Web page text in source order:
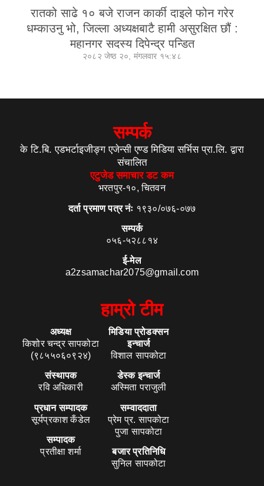
रातको साढे १० बजे राजन कार्की दाइले फोन गरेर
धम्काउनु भो, जिल्ला अध्यक्षबाटै हामी असुरक्षित छौं :
महानगर सदस्य दिपेन्द्र पन्डित
२०८२ जेष्ठ २०, मंगलवार १५:४८
सम्पर्क
के टि.बि. एडभर्टाइजीङ्ग एजेन्सी एण्ड मिडिया सर्भिस प्रा.लि. द्वारा
संचालित
एटुजेड समाचार डट कम
भरतपुर-१०, चितवन
दर्ता प्रमाण पत्र नंः १९३०/०७६-०७७
सम्पर्क
०५६-५२८८१४
ई-मेल
a2zsamachar2075@gmail.com
हाम्रो टीम
अध्यक्ष
किशोर चन्द्र सापकोटा
(९८५५०६०९२४)
संस्थापक
रवि अधिकारी
प्रधान सम्पादक
सूर्यप्रकाश कँडेल
सम्पादक
प्रतीक्षा शर्मा
मिडिया प्रोडक्सन
इन्चार्ज
विशाल सापकोटा
डेस्क इन्चार्ज
अस्मिता पराजुली
सम्वाददाता
प्रेम प्र. सापकोटा
पुजा सापकोटा
बजार प्रतिनिधि
सुनिल सापकोटा